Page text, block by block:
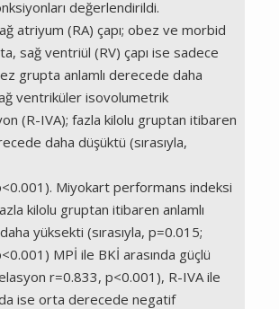
değerlendirildi.
atriyum (RA) çapı; obez ve morbid
sağ ventriül (RV) çapı ise sadece
grupta anlamlı derecede daha
ventriküler isovolumetrik
(R-IVA); fazla kilolu gruptan itibaren
daha düşüktü (sırasıyla,
Miyokart performans indeksi
kilolu gruptan itibaren anlamlı
yüksekti (sırasıyla, p=0.015;
MPİ ile BKİ arasında güçlü
r=0.833, p<0.001), R-IVA ile
ise orta derecede negatif